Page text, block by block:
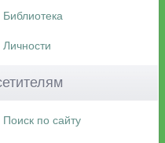
Библиотека
Личности
Поиск по сайту